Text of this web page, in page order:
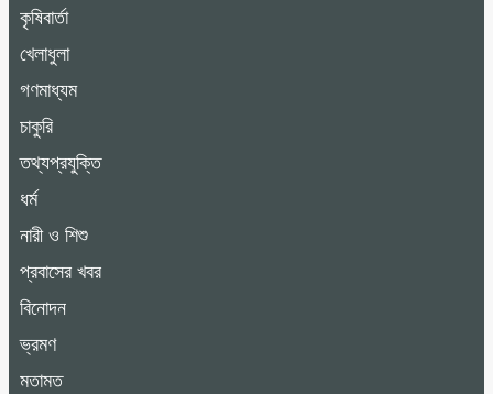
কৃষিবার্তা
খেলাধুলা
গণমাধ্যম
চাকুরি
তথ্যপ্রযুক্তি
ধর্ম
নারী ও শিশু
প্রবাসের খবর
বিনোদন
ভ্রমণ
মতামত